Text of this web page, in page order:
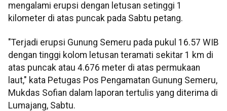
mengalami erupsi dengan letusan setinggi 1
kilometer di atas puncak pada Sabtu petang.
"Terjadi erupsi Gunung Semeru pada pukul 16.57 WIB
dengan tinggi kolom letusan teramati sekitar 1 km di
atas puncak atau 4.676 meter di atas permukaan
laut," kata Petugas Pos Pengamatan Gunung Semeru,
Mukdas Sofian dalam laporan tertulis yang diterima di
Lumajang, Sabtu.